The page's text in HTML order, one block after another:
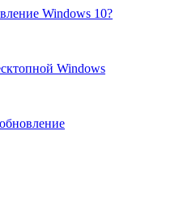
Windows 10?
Windows